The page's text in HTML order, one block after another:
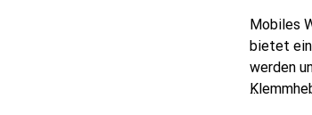
Mobiles
bietet
werden